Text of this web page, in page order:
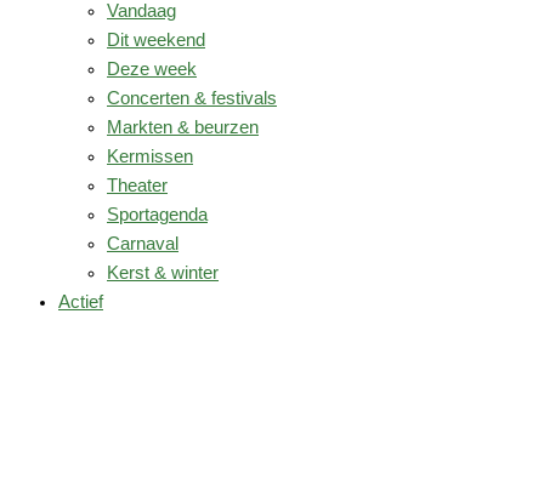
Vandaag
Dit weekend
Deze week
Concerten & festivals
Markten & beurzen
Kermissen
Theater
Sportagenda
Carnaval
Kerst & winter
Actief